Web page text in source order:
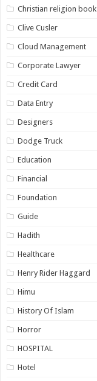
Christian religion book
Clive Cusler
Cloud Management
Corporate Lawyer
Credit Card
Data Entry
Designers
Dodge Truck
Education
Financial
Foundation
Guide
Hadith
Healthcare
Henry Rider Haggard
Himu
History Of Islam
Horror
HOSPITAL
Hotel